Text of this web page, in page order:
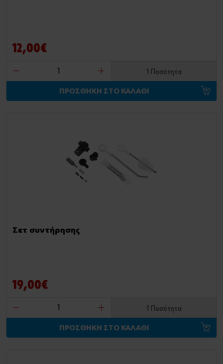
12,00€
1 Ποσότητα
ΠΡΟΣΘΗΚΗ ΣΤΟ ΚΑΛΑΘΙ
Σετ συντήρησης
19,00€
1 Ποσότητα
ΠΡΟΣΘΗΚΗ ΣΤΟ ΚΑΛΑΘΙ